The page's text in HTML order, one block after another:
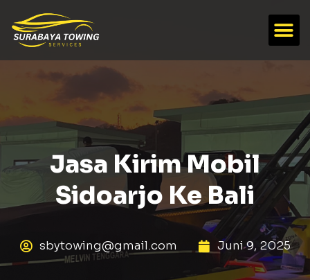
Jasa Kirim Mobil
Sidoarjo Ke Bali
sbytowing@gmail.com Juni 9, 2025